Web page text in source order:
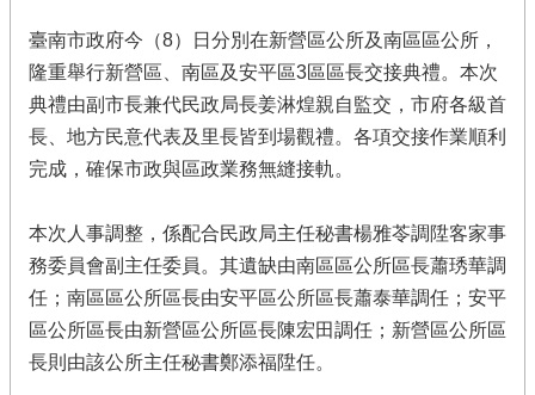
臺南市政府今（8）日分別在新營區公所及南區區公所，
隆重舉行新營區、南區及安平區3區區長交接典禮。本次
典禮由副市長兼代民政局長姜淋煌親自監交，市府各級首
長、地方民意代表及里長皆到場觀禮。各項交接作業順利
完成，確保市政與區政業務無縫接軌。
本次人事調整，係配合民政局主任秘書楊雅苓調陞客家事
務委員會副主任委員。其遺缺由南區區公所區長蕭琇華調
任；南區區公所區長由安平區公所區長蕭泰華調任；安平
區公所區長由新營區公所區長陳宏田調任；新營區公所區
長則由該公所主任秘書鄭添福陞任。